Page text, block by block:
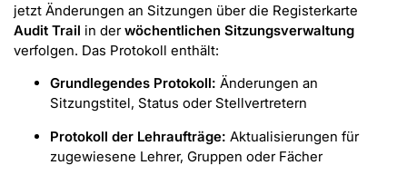
jetzt Änderungen an Sitzungen über die Registerkarte
Audit Trail in derwöchentlichen Sitzungsverwaltung
verfolgen. Das Protokoll enthält:
Grundlegendes Protokoll: Änderungen an
Sitzungstitel, Status oder Stellvertretern
Protokoll der Lehraufträge: Aktualisierungen für
zugewiesene Lehrer, Gruppen oder Fächer